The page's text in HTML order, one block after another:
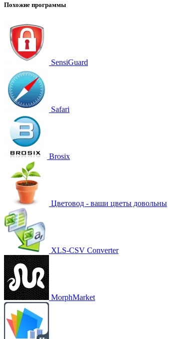
Похожие программы
SensiGuard
Safari
Brosix
Цветовод - ваши цветы довольны
XLS-CSV Converter
MorphMarket